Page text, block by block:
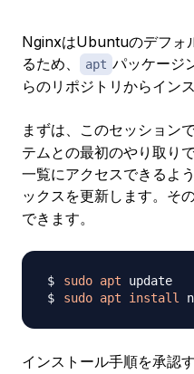
NginxはUbuntuのデフォ
るため、
apt パッケージ
らのリポジトリからイン
まずは、このセッション
テムとの最初のやり取り
一覧にアクセスできるよ
ックスを更新します。その
できます。
sudo apt
sudo apt install
インストール手順を承認す